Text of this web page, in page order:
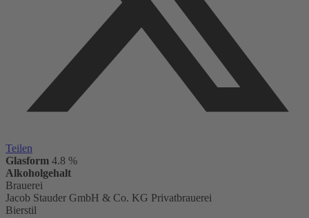
Teilen
Glasform 4.8 %
Alkoholgehalt
Brauerei
Jacob Stauder GmbH & Co. KG Privatbrauerei
Bierstil